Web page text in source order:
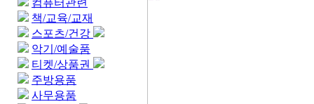
컴퓨터관련
책/교육/교재
스포츠/건강
악기/예술품
티켓/상품권
주방용품
사무용품